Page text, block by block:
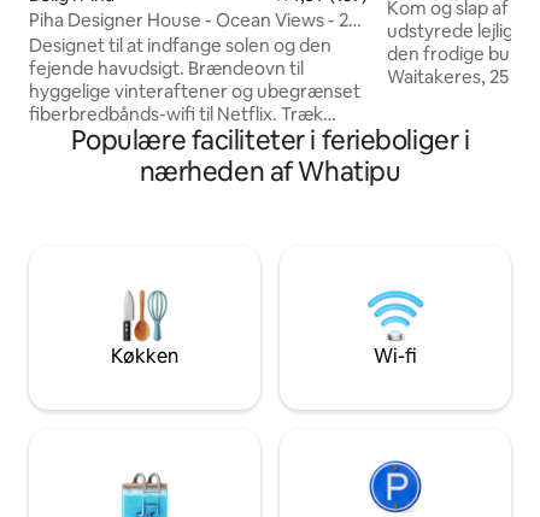
Piha Designer House - Ocean Views - 2
soveværelser
Designet til at indfange solen og den
fejende havudsigt. Brændeovn til
hyggelige vinteraftener og ubegrænset
fiberbredbånds-wifi til Netflix. Træk
ranchskydedørene tilbage om
sommeren, og åbn huset for naturen.
Slap af med middag, drinks og
vejen til starten af strandstien og
derefter en 20 minutters gåtur gennem
bushen ned til stranden (eller en 3
minutters køretur!)
Kom og slap af i
udstyrede
den frodige busk
Waitakeres, 25
person. Vi har store grunde med gåture i
bushen, lysthus,
minutters kørsel.
Populære faciliteter i ferieboliger i
nærheden af Whatipu
Køkken Wi-fi